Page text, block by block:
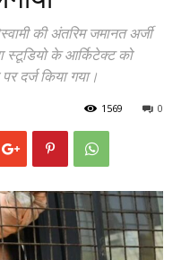
की अंतरिम जमानत अर्जी
स्टूडियो के आर्किटेक्ट को
दर्ज किया गया।
0
1569